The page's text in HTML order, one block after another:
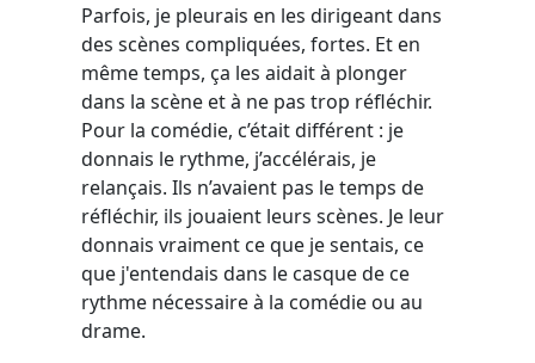
Parfois, je pleurais en les dirigeant dans
des scènes compliquées, fortes. Et en
même temps, ça les aidait à plonger
dans la scène et à ne pas trop réfléchir.
Pour la comédie, c’était différent : je
donnais le rythme, j’accélérais, je
relançais. Ils n’avaient pas le temps de
réfléchir, ils jouaient leurs scènes. Je leur
donnais vraiment ce que je sentais, ce
que j'entendais dans le casque de ce
rythme nécessaire à la comédie ou au
drame.